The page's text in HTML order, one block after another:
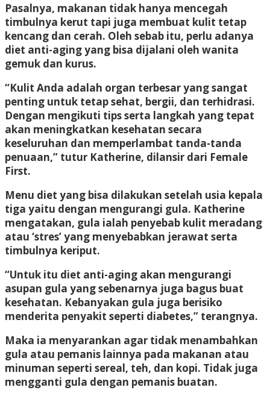
Pasalnya, makanan tidak hanya mencegah
timbulnya kerut tapi juga membuat kulit tetap
kencang dan cerah. Oleh sebab itu, perlu adanya
diet anti-aging yang bisa dijalani oleh wanita
gemuk dan kurus.
“Kulit Anda adalah organ terbesar yang sangat
penting untuk tetap sehat, bergii, dan terhidrasi.
Dengan mengikuti tips serta langkah yang tepat
akan meningkatkan kesehatan secara
keseluruhan dan memperlambat tanda-tanda
penuaan,” tutur Katherine, dilansir dari Female
First.
Menu diet yang bisa dilakukan setelah usia kepala
tiga yaitu dengan mengurangi gula. Katherine
mengatakan, gula ialah penyebab kulit meradang
atau ‘stres’ yang menyebabkan jerawat serta
timbulnya keriput.
“Untuk itu diet anti-aging akan mengurangi
asupan gula yang sebenarnya juga bagus buat
kesehatan. Kebanyakan gula juga berisiko
menderita penyakit seperti diabetes,” terangnya.
Maka ia menyarankan agar tidak menambahkan
gula atau pemanis lainnya pada makanan atau
minuman seperti sereal, teh, dan kopi. Tidak juga
mengganti gula dengan pemanis buatan.